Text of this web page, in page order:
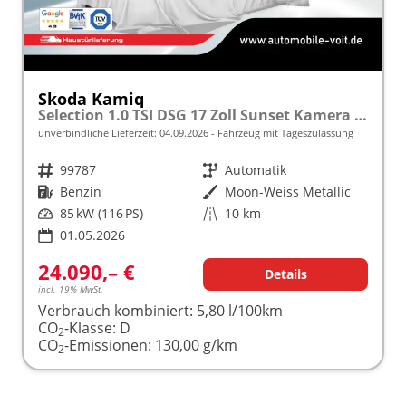
Skoda Kamiq
Selection 1.0 TSI DSG 17 Zoll Sunset Kamera PDC v+h
unverbindliche Lieferzeit: 04.09.2026 Fahrzeug mit Tageszulassung
Fahrzeugnr. 99787 Getriebe Automatik
Kraftstoff Benzin Außenfarbe Moon-Weiss Metallic
Leistung 85 kW (116 PS) Kilometerstand 10 km
01.05.2026
24.090,– €
incl. 19% MwSt.
Details
Verbrauch kombiniert: 5,80 l/100km
CO2-Klasse: D
CO2-Emissionen: 130,00 g/km